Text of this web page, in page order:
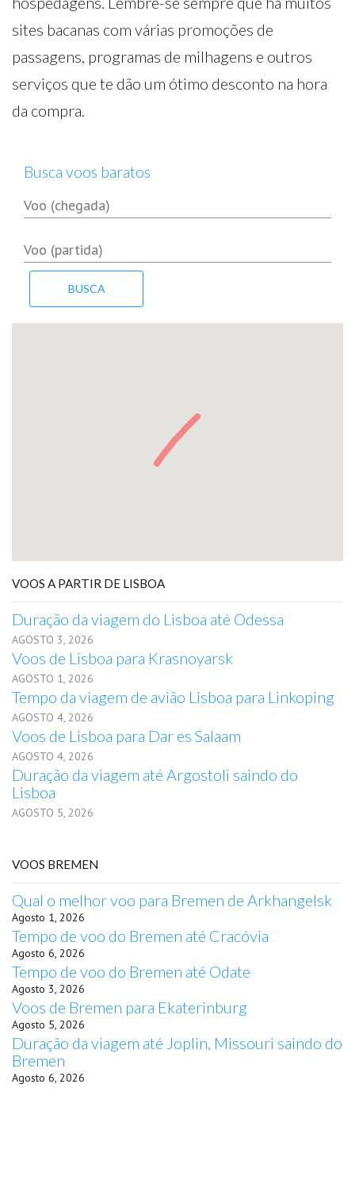
sites bacanas com várias promoções de
passagens, programas de milhagens e outros
serviços que te dão um ótimo desconto na hora
da compra.
Busca voos baratos
VOOS A PARTIR DE LISBOA
Duração da viagem do Lisboa até Odessa
AGOSTO 3, 2026
Voos de Lisboa para Krasnoyarsk
AGOSTO 1, 2026
Tempo da viagem de avião Lisboa para Linkoping
AGOSTO 4, 2026
Voos de Lisboa para Dar es Salaam
AGOSTO 4, 2026
Duração da viagem até Argostoli saindo do
Lisboa
AGOSTO 5, 2026
VOOS BREMEN
Qual o melhor voo para Bremen de Arkhangelsk
Agosto 1, 2026
Tempo de voo do Bremen até Cracóvia
Agosto 6, 2026
Tempo de voo do Bremen até Odate
Agosto 3, 2026
Voos de Bremen para Ekaterinburg
Agosto 5, 2026
Duração da viagem até Joplin, Missouri saindo do
Bremen
Agosto 6, 2026